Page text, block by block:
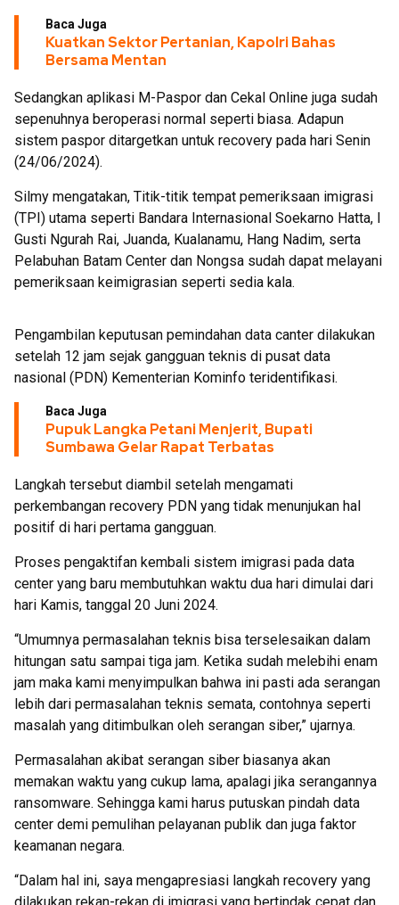
Baca Juga
Kuatkan Sektor Pertanian, Kapolri Bahas
Bersama Mentan
Sedangkan aplikasi M-Paspor dan Cekal Online juga sudah
sepenuhnya beroperasi normal seperti biasa. Adapun
sistem paspor ditargetkan untuk recovery pada hari Senin
(24/06/2024).
Silmy mengatakan, Titik-titik tempat pemeriksaan imigrasi
(TPI) utama seperti Bandara Internasional Soekarno Hatta, I
Gusti Ngurah Rai, Juanda, Kualanamu, Hang Nadim, serta
Pelabuhan Batam Center dan Nongsa sudah dapat melayani
pemeriksaan keimigrasian seperti sedia kala.
Pengambilan keputusan pemindahan data canter dilakukan
setelah 12 jam sejak gangguan teknis di pusat data
nasional (PDN) Kementerian Kominfo teridentifikasi.
Baca Juga
Pupuk Langka Petani Menjerit, Bupati
Sumbawa Gelar Rapat Terbatas
Langkah tersebut diambil setelah mengamati
perkembangan recovery PDN yang tidak menunjukan hal
positif di hari pertama gangguan.
Proses pengaktifan kembali sistem imigrasi pada data
center yang baru membutuhkan waktu dua hari dimulai dari
hari Kamis, tanggal 20 Juni 2024.
“Umumnya permasalahan teknis bisa terselesaikan dalam
hitungan satu sampai tiga jam. Ketika sudah melebihi enam
jam maka kami menyimpulkan bahwa ini pasti ada serangan
lebih dari permasalahan teknis semata, contohnya seperti
masalah yang ditimbulkan oleh serangan siber,” ujarnya.
Permasalahan akibat serangan siber biasanya akan
memakan waktu yang cukup lama, apalagi jika serangannya
ransomware. Sehingga kami harus putuskan pindah data
center demi pemulihan pelayanan publik dan juga faktor
keamanan negara.
“Dalam hal ini, saya mengapresiasi langkah recovery yang